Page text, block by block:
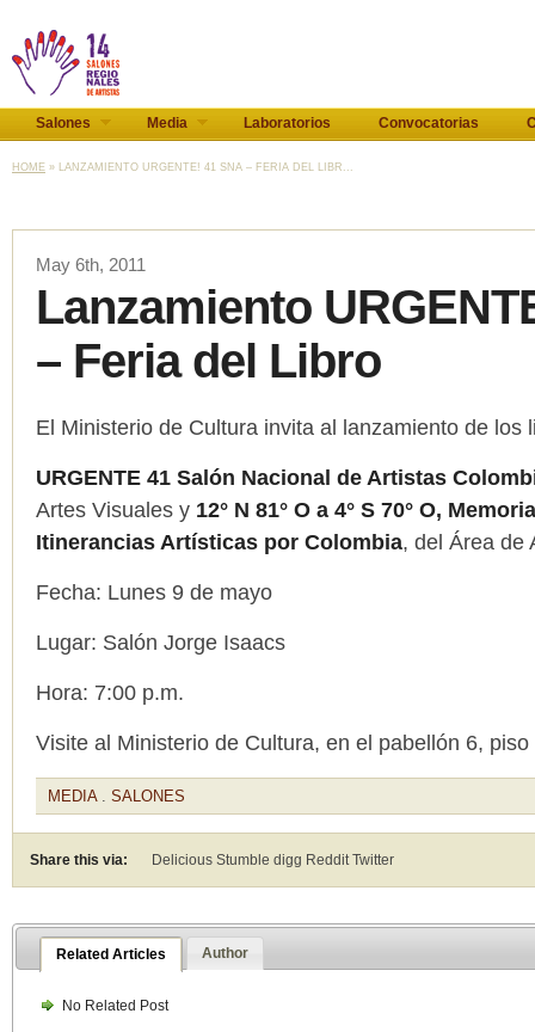
Salones Media Laboratorios Convocatorias
HOME » LANZAMIENTO URGENTE! 41 SNA – FERIA DEL LIBR...
May 6th, 2011
Lanzamiento
– Feria del Libro
El Ministerio de Cultura invita al lanzamiento de los
URGENTE 41 Salón Nacional de Artistas
Artes Visuales y 12° N 81° O a 4° S 70° O,
Itinerancias Artísticas por Colombia, del Área de
Fecha: Lunes 9 de mayo
Lugar: Salón Jorge Isaacs
Hora: 7:00 p.m.
Visite al Ministerio de Cultura, en el pabellón 6,
MEDIA. SALONES
Share this via: Delicious Stumble digg RedditTwitter
Related Articles Author
No Related Post